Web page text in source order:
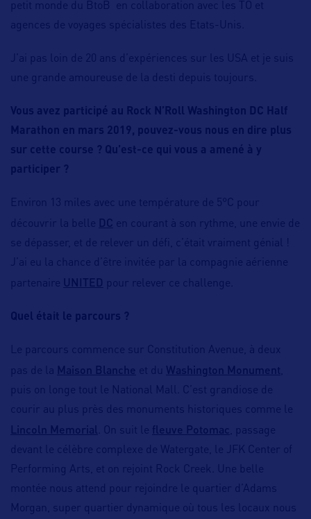
petit monde du BtoB en collaboration avec les TO et
agences de voyages spécialistes des Etats-Unis.
J’ai pas loin de 20 ans d’expériences sur les USA et je suis
une grande amoureuse de la desti depuis toujours.
Vous avez participé au Rock N’Roll Washington DC Half
Marathon en mars 2019, pouvez-vous nous en dire plus
sur cette course ? Qu’est-ce qui vous a amené à y
participer ?
Environ 13 miles avec une température de 5°C pour
découvrir la belle DC en courant à son rythme, une envie de
se dépasser, et de relever un défi, c’était vraiment génial !
J’ai eu la chance d’être invitée par la compagnie aérienne
partenaire UNITED pour relever ce challenge.
Quel était le parcours ?
Le parcours commence sur Constitution Avenue, à deux
pas de la Maison Blanche et du Washington Monument
puis on longe tout le National Mall. C’est grandiose de
courir au plus près des monuments historiques comme le
Lincoln Memorial . On suit le fleuve Potomac
, passage
devant le célèbre complexe de Watergate, le JFK Center of
Performing Arts, et on rejoint Rock Creek. Une belle
montée nous attend pour rejoindre le quartier d’Adams
Morgan, super quartier dynamique où tous les locaux nous